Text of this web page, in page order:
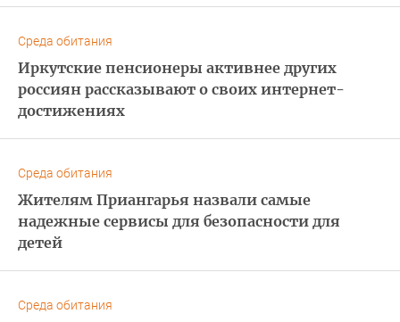
Среда обитания
Иркутские пенсионеры активнее других
россиян рассказывают о своих интернет-
достижениях
Среда обитания
Жителям Приангарья назвали самые
надежные сервисы для безопасности для
детей
Среда обитания